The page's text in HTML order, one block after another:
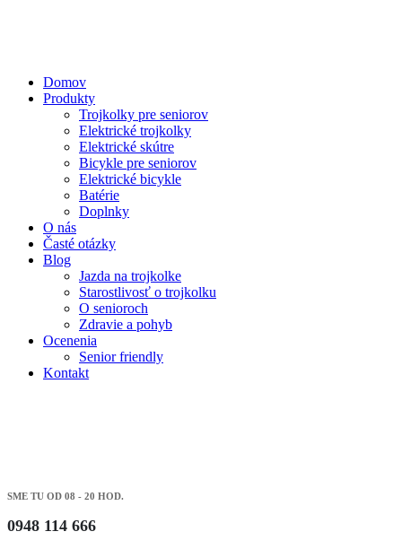
Domov
Produkty
Trojkolky pre seniorov
Elektrické trojkolky
Elektrické skútre
Bicykle pre seniorov
Elektrické bicykle
Batérie
Doplnky
O nás
Časté otázky
Blog
Jazda na trojkolke
Starostlivosť o trojkolku
O senioroch
Zdravie a pohyb
Ocenenia
Senior friendly
Kontakt
SME TU OD 08 - 20 HOD.
0948 114 666